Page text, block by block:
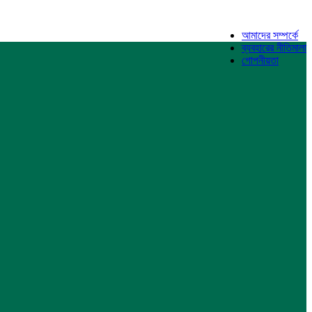
আমাদের সম্পর্কে
ব্যবহারের নীতিমালা
গোপনীয়তা